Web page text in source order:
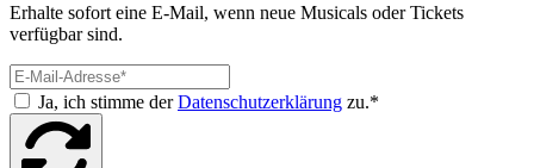
Erhalte sofort eine E-Mail, wenn neue Musicals oder Tickets
verfügbar sind.
Ja, ich stimme derDatenschutzerklärung zu.*